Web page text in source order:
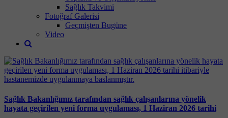
Sağlık Takvimi
Fotoğraf Galerisi
Geçmişten Bugüne
Video
Sağlık Bakanlığımız tarafından sağlık çalışanlarına yönelik
hayata geçirilen yeni forma uygulaması, 1 Haziran 2026 tarihi